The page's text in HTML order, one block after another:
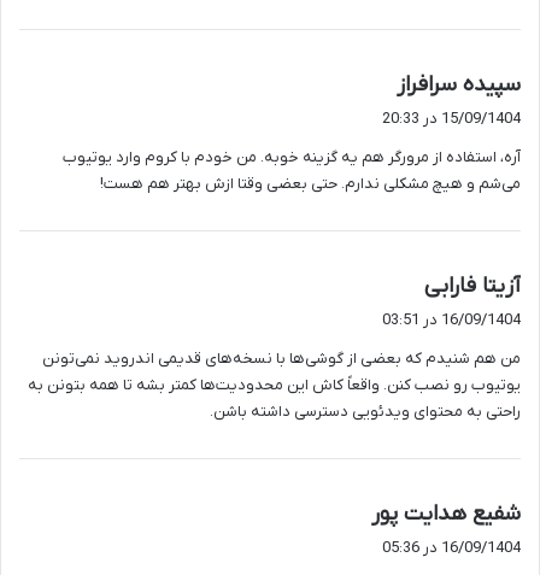
سپیده سرافراز
ف
:
15/09/1404 در 20:33
آره، استفاده از مرورگر هم یه گزینه خوبه. من خودم با کروم وارد یوتیوب
می‌شم و هیچ مشکلی ندارم. حتی بعضی وقتا ازش بهتر هم هست!
آزیتا فارابی
ف
16/09/1404 در 03:51
من هم شنیدم که بعضی از گوشی‌ها با نسخه‌های قدیمی اندروید نمی‌تونن
یوتیوب رو نصب کنن. واقعاً کاش این محدودیت‌ها کمتر بشه تا همه بتونن به
راحتی به محتوای ویدئویی دسترسی داشته باشن.
شفیع هدایت پور
16/09/1404 در 05:36